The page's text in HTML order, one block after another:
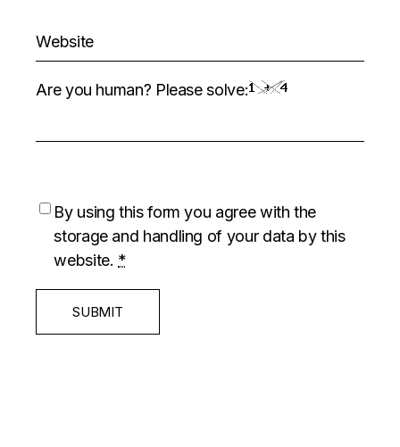
Are you human? Please solve:
By using this form you agree with the
storage and handling of your data by this
website. *
SUBMIT